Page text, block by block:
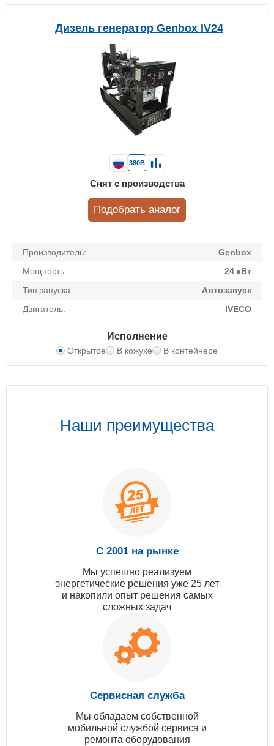
Дизель генератор Genbox IV24
Производитель:
Genbox
Мощность:
24 кВт
Тип запуска:
Автозапуск
Двигатель:
IVECO
Исполнение
Открытое В кожухе В контейнере
380В
Снят с производства
Подобрать аналог
Наши преимущества
С 2001 на рынке
Мы успешно реализуем
энергетические решения уже 25 лет
и накопили опыт решения самых
сложных задач
Сервисная служба
Мы обладаем собственной
мобильной службой сервиса и
ремонта оборудования